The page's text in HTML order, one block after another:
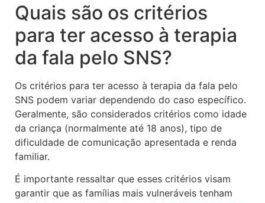
Quais são os critérios
para ter acesso à terapia
da fala pelo SNS?
Os critérios para ter acesso à terapia da fala pelo
SNS podem variar dependendo do caso específico.
Geralmente, são considerados critérios como idade
da criança (normalmente até 18 anos), tipo de
dificuldade de comunicação apresentada e renda
familiar.
É importante ressaltar que esses critérios visam
garantir que as famílias mais vulneráveis tenham